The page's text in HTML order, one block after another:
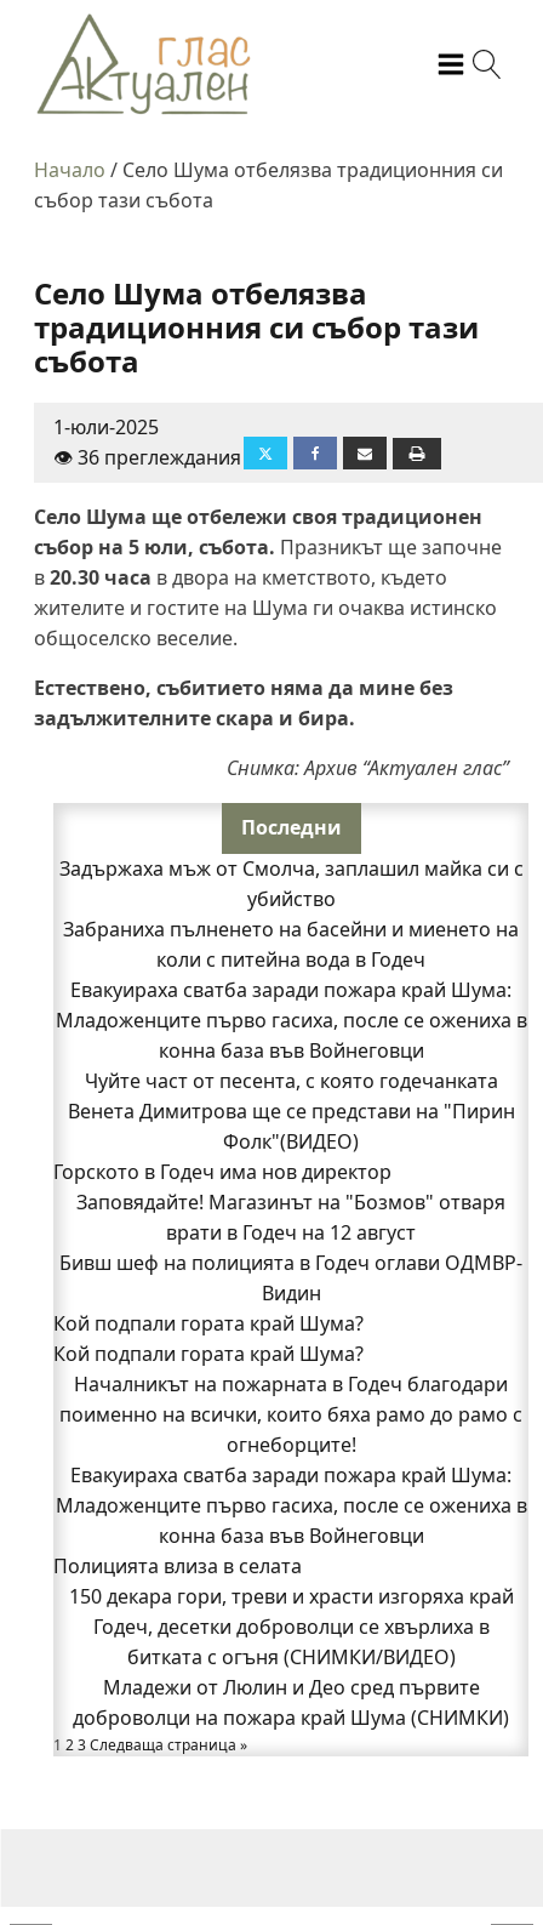
Начало / Село Шума отбелязва традиционния си
събор тази събота
Село Шума отбелязва
традиционния си събор тази
събота
1-юли-2025
👁️ 36 преглеждания
Село Шума ще отбележи своя традиционен
събор на 5 юли, събота. Празникът ще започне
в20.30 часа в двора на кметството, където
жителите и гостите на Шума ги очаква истинско
общоселско веселие.
Естествено, събитието няма да мине без
задължителните скара и бира​.
Снимка: Архив “Актуален глас”
Последни
Задържаха мъж от Смолча, заплашил майка си с
убийство
Забраниха пълненето на басейни и миенето на
коли с питейна вода в Годеч
Евакуираха сватба заради пожара край Шума:
Младоженците първо гасиха, после се ожениха в
конна база във Войнеговци
Чуйте част от песента, с която годечанката
Венета Димитрова ще се представи на "Пирин
Фолк"(ВИДЕО)
Горското в Годеч има нов директор
Заповядайте! Магазинът на "Бозмов" отваря
врати в Годеч на 12 август
Бивш шеф на полицията в Годеч оглави ОДМВР-
Видин
Кой подпали гората край Шума?
Младежи от Люлин и Део сред първите
доброволци на пожара край Шума (СНИМКИ)
Началникът на пожарната в Годеч благодари
поименно на всички, които бяха рамо до рамо с
огнеборците!
150 декара гори, треви и храсти изгоряха край
Годеч, десетки доброволци се хвърлиха в
битката с огъня (СНИМКИ/ВИДЕО)
Полицията влиза в селата
Възможни са прекъсвания на тока утре в части
от община Годеч
Какво накара Яна и Станимир да изберат Годеч
пред живота в чужбина? (ВИДЕО)
Родов оброк събра поколения под старата круша
Кой подпали гората край Шума?
Началникът на пожарната в Годеч благодари
поименно на всички, които бяха рамо до рамо с
огнеборците!
Евакуираха сватба заради пожара край Шума:
Младоженците първо гасиха, после се ожениха в
конна база във Войнеговци
Полицията влиза в селата
150 декара гори, треви и храсти изгоряха край
Годеч, десетки доброволци се хвърлиха в
битката с огъня (СНИМКИ/ВИДЕО)
Младежи от Люлин и Део сред първите
доброволци на пожара край Шума (СНИМКИ)
1 23Следваща страница »